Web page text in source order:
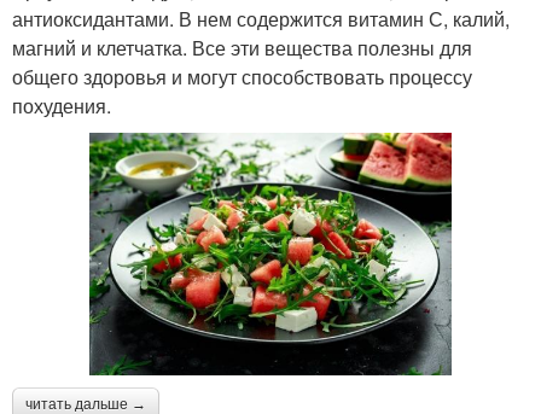
антиоксидантами. В нем содержится витамин С, калий,
магний и клетчатка. Все эти вещества полезны для
общего здоровья и могут способствовать процессу
похудения.
читать дальше →